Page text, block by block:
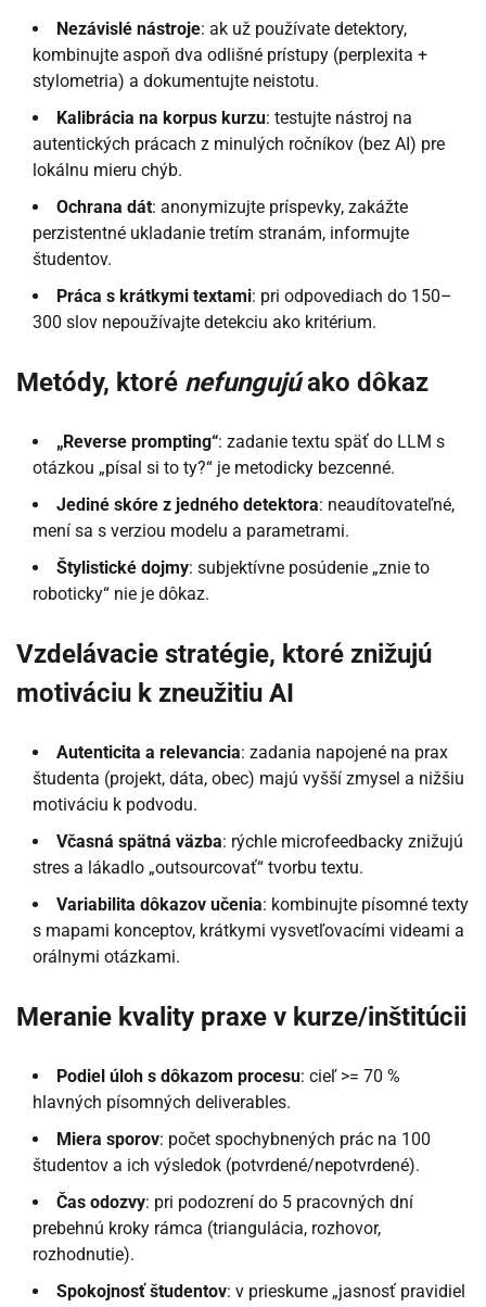
Nezávislé nástroje: ak už používate detektory,
kombinujte aspoň dva odlišné prístupy (perplexita +
stylometria) a dokumentujte neistotu.
Kalibrácia na korpus kurzu: testujte nástroj na
autentických prácach z minulých ročníkov (bez AI) pre
lokálnu mieru chýb.
Ochrana dát: anonymizujte príspevky, zakážte
perzistentné ukladanie tretím stranám, informujte
študentov.
Práca s krátkymi textami: pri odpovediach do 150–
300 slov nepoužívajte detekciu ako kritérium.
Metódy, ktoré nefungujúako dôkaz
„Reverse prompting“: zadanie textu späť do LLM s
otázkou „písal si to ty?“ je metodicky bezcenné.
Jediné skóre z jedného detektora: neaudítovateľné,
mení sa s verziou modelu a parametrami.
Štylistické dojmy: subjektívne posúdenie „znie to
roboticky“ nie je dôkaz.
Vzdelávacie stratégie, ktoré znižujú
motiváciu k zneužitiu AI
Autenticita a relevancia: zadania napojené na prax
študenta (projekt, dáta, obec) majú vyšší zmysel a nižšiu
motiváciu k podvodu.
Včasná spätná väzba: rýchle microfeedbacky znižujú
stres a lákadlo „outsourcovať“ tvorbu textu.
Variabilita dôkazov učenia: kombinujte písomné texty
s mapami konceptov, krátkymi vysvetľovacími videami a
orálnymi otázkami.
Meranie kvality praxe v kurze/inštitúcii
Podiel úloh s dôkazom procesu: cieľ >= 70 %
hlavných písomných deliverables.
Miera sporov: počet spochybnených prác na 100
študentov a ich výsledok (potvrdené/nepotvrdené).
Čas odozvy: pri podozrení do 5 pracovných dní
prebehnú kroky rámca (triangulácia, rozhovor,
rozhodnutie).
Spokojnosť študentov: v prieskume „jasnosť pravidiel